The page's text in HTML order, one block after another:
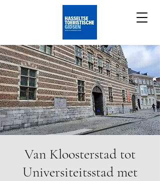
Van Kloosterstad tot
Universiteitsstad met